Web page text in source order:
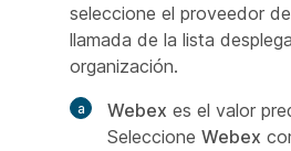
seleccione el proveedor
llamada de la lista
organización.
Webex es el valor
Seleccione Webex